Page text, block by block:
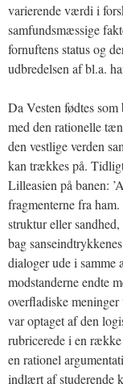
varierende værdi i
samfundsmæssige
fornuftens status og
udbredelsen af bl.a.
Da Vesten fødtes
med den rationelle
den vestlige verden
kan trækkes på.
Lilleasien på banen:
fragmenterne fra
struktur eller
bag
dialoger ude i samme
modstanderne endte
overfladiske
var optaget af den
rubricerede i en
en rationel
indlært af studerende